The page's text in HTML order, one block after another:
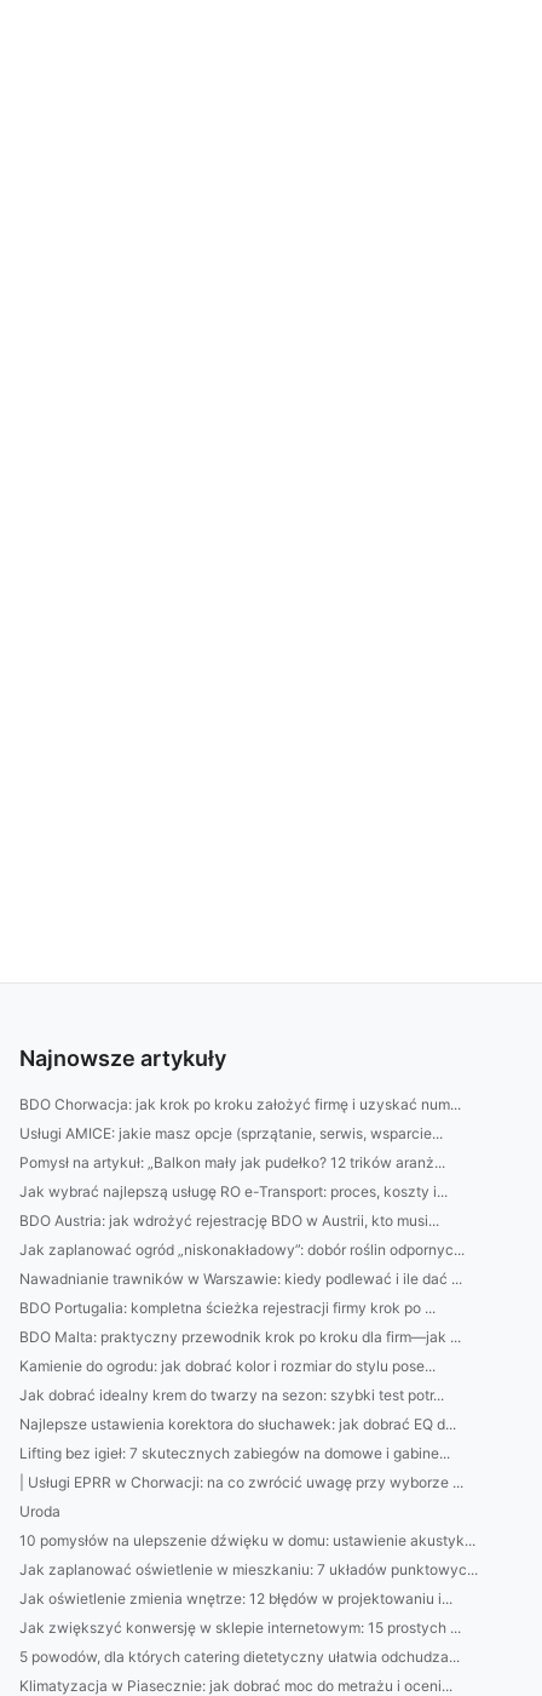
Najnowsze artykuły
BDO Chorwacja: jak krok po kroku założyć firmę i uzyskać num...
Usługi AMICE: jakie masz opcje (sprzątanie, serwis, wsparcie...
Pomysł na artykuł: „Balkon mały jak pudełko? 12 trików aranż...
Jak wybrać najlepszą usługę RO e-Transport: proces, koszty i...
BDO Austria: jak wdrożyć rejestrację BDO w Austrii, kto musi...
Jak zaplanować ogród „niskonakładowy”: dobór roślin odpornyc...
Nawadnianie trawników w Warszawie: kiedy podlewać i ile dać ...
BDO Portugalia: kompletna ścieżka rejestracji firmy krok po ...
BDO Malta: praktyczny przewodnik krok po kroku dla firm—jak ...
Kamienie do ogrodu: jak dobrać kolor i rozmiar do stylu pose...
Jak dobrać idealny krem do twarzy na sezon: szybki test potr...
Najlepsze ustawienia korektora do słuchawek: jak dobrać EQ d...
Lifting bez igieł: 7 skutecznych zabiegów na domowe i gabine...
| Usługi EPRR w Chorwacji: na co zwrócić uwagę przy wyborze ...
Uroda
10 pomysłów na ulepszenie dźwięku w domu: ustawienie akustyk...
Jak zaplanować oświetlenie w mieszkaniu: 7 układów punktowyc...
Jak oświetlenie zmienia wnętrze: 12 błędów w projektowaniu i...
Jak zwiększyć konwersję w sklepie internetowym: 15 prostych ...
5 powodów, dla których catering dietetyczny ułatwia odchudza...
Klimatyzacja w Piasecznie: jak dobrać moc do metrażu i oceni...